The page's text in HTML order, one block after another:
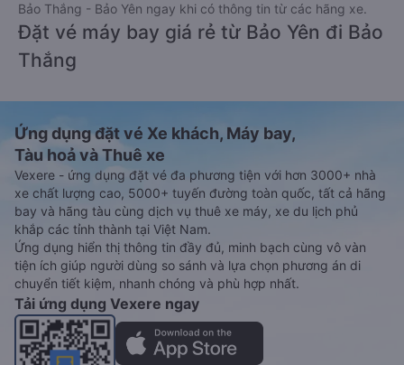
Bảo Thắng - Bảo Yên ngay khi có thông tin từ các hãng xe.
Đặt vé máy bay giá rẻ từ Bảo Yên đi Bảo
Thắng
Ứng dụng đặt vé Xe khách, Máy bay,
Tàu hoả và Thuê xe
Vexere - ứng dụng đặt vé đa phương tiện với hơn 3000+ nhà
xe chất lượng cao, 5000+ tuyến đường toàn quốc, tất cả hãng
bay và hãng tàu cùng dịch vụ thuê xe máy, xe du lịch phủ
khắp các tỉnh thành tại Việt Nam.
Ứng dụng hiển thị thông tin đầy đủ, minh bạch cùng vô vàn
tiện ích giúp người dùng so sánh và lựa chọn phương án di
chuyển tiết kiệm, nhanh chóng và phù hợp nhất.
Tải ứng dụng Vexere ngay